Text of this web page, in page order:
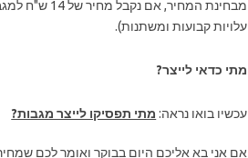
עלויות קבועות ומשתנות).
מתי כדאי לייצר?
עכשיו בואו נראה: מתי תפסיקו לייצר מגבות?